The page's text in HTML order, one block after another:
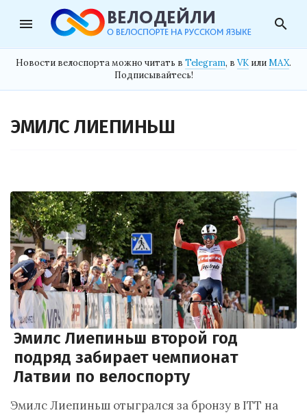
menu search
Новости велоспорта можно читать в Telegram, в VK илиMAX.
Подписывайтесь!
ЭМИЛС ЛИЕПИНЬШ
Эмилс Лиепиньш второй год
подряд забирает чемпионат
Латвии по велоспорту
Эмилс Лиепиньш отыгрался за бронзу в ITT на